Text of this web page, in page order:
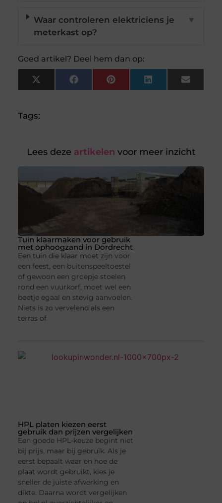
Waar controleren elektriciens je
meterkast op?
▼
Goed artikel? Deel hem dan op:
X
(Twitter)
FacebookPinterestLinkedInEmail
Tags:
Lees deze artikelen voor meer inzicht
Tuin klaarmaken voor gebruik
met ophoogzand in Dordrecht
Een tuin die klaar moet zijn voor
een feest, een buitenspeeltoestel
of gewoon een groepje stoelen
rond een vuurkorf, moet wel een
beetje egaal en stevig aanvoelen.
Niets is zo vervelend als een
terras of
HPL platen kiezen eerst
gebruik dan prijzen vergelijken
Een goede HPL-keuze begint niet
bij prijs, maar bij gebruik. Als je
eerst bepaalt waar en hoe de
plaat wordt gebruikt, kies je
sneller de juiste afwerking en
dikte. Daarna wordt vergelijken